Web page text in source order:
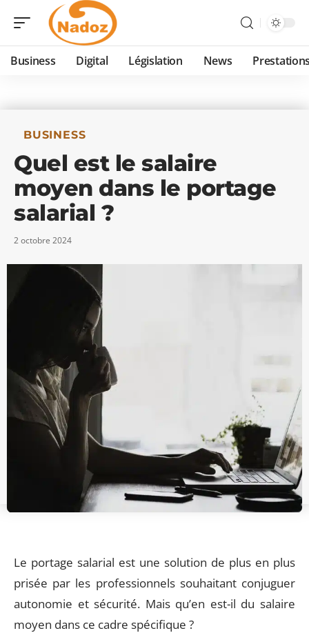
Business Digital Législation News
BUSINESS
Quel est le salaire
moyen dans le portage
salarial ?
2 octobre 2024
Le portage salarial est une solution de plus en plus
prisée par les professionnels souhaitant conjuguer
autonomie et sécurité. Mais qu’en est-il du salaire
moyen dans ce cadre spécifique ?